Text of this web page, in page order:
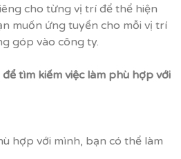
cho từng vị trí để thể hiện
muốn ứng tuyển cho mỗi vị trí
góp vào công ty.
tìm kiếm việc làm phù hợp với
hợp với mình, bạn có thể làm